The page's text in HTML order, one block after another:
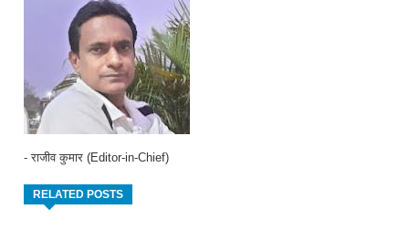
- राजीव कुमार (Editor-in-Chief)
RELATED POSTS